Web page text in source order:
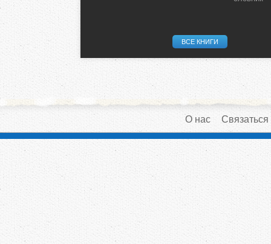
ВСЕ КНИГИ
О нас